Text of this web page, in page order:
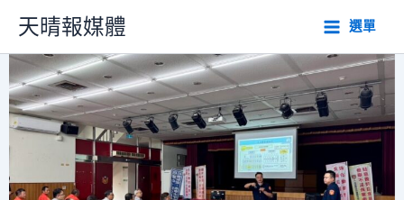
主
要
內
容
天晴報媒體 選單